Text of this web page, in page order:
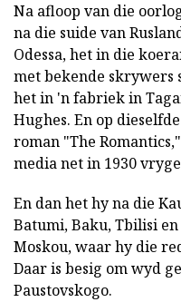
Na afloop van die
na die suide van
Odessa, het in die
met bekende skrywers
het in 'n fabriek in
Hughes. En op
roman "The
media net in 1930
En dan het hy na die
Batumi, Baku, Tbilisi
Moskou, waar hy die
Daar is besig om wyd
Paustovskogo.